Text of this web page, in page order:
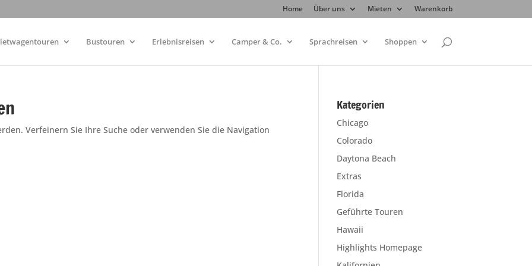
Home Über uns Mieten Warenkorb
Bustouren Erlebnisreisen Camper & Co. Sprachreisen Shoppen
Verfeinern Sie Ihre Suche oder verwenden Sie die Navigation
Kategorien
Chicago
Colorado
Daytona Beach
Extras
Florida
Geführte Touren
Hawaii
Highlights Homepage